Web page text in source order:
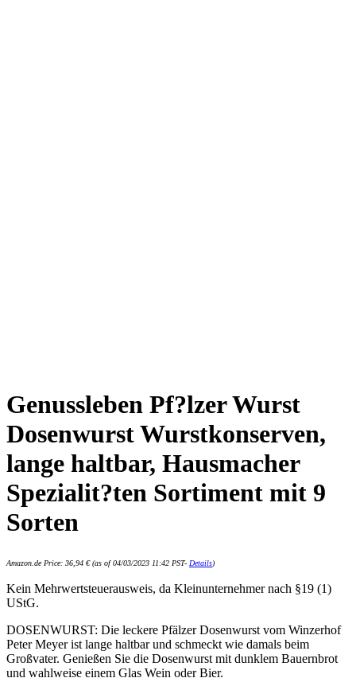
Genussleben Pf?lzer Wurst
Dosenwurst Wurstkonserven,
lange haltbar, Hausmacher
Spezialit?ten Sortiment mit 9
Sorten
Amazon.de Price: 36,94 €(as of 04/03/2023 11:42 PST- Details)
Kein Mehrwertsteuerausweis, da Kleinunternehmer nach §19 (1)
UStG.
DOSENWURST: Die leckere Pfälzer Dosenwurst vom Winzerhof
Peter Meyer ist lange haltbar und schmeckt wie damals beim
Großvater. Genießen Sie die Dosenwurst mit dunklem Bauernbrot
und wahlweise einem Glas Wein oder Bier.